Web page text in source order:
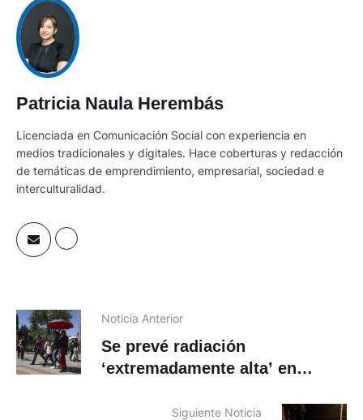
Patricia Naula Herembás
Licenciada en Comunicación Social con experiencia en
medios tradicionales y digitales. Hace coberturas y redacción
de temáticas de emprendimiento, empresarial, sociedad e
interculturalidad.
Noticia Anterior
Se prevé radiación
‘extremadamente alta’ en
Siguiente Noticia